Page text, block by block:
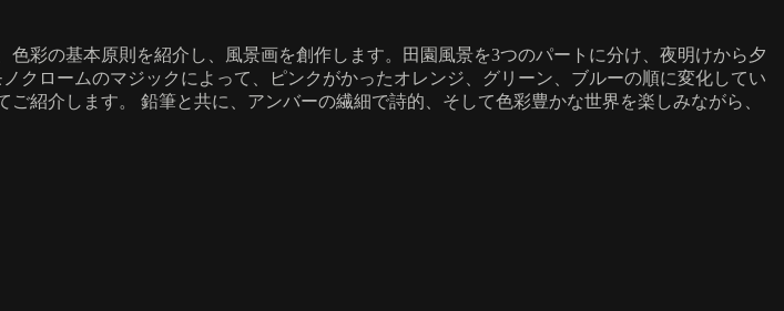
彩の基本原則を紹介し、風景画を創作します。田園風景を3つのパートに分け、夜明けから夕
クロームのマジックによって、ピンクがかったオレンジ、グリーン、ブルーの順に変化してい
紹介します。 鉛筆と共に、アンバーの繊細で詩的、そして色彩豊かな世界を楽しみながら、